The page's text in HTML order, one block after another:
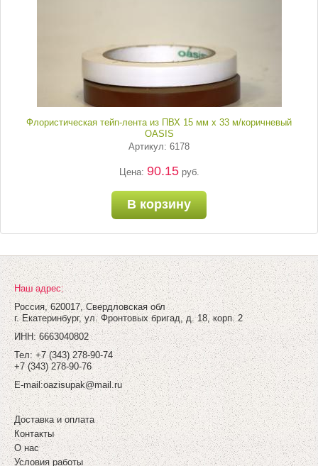
Флористическая тейп-лента из ПВХ 15 мм х 33 м/коричневый
OASIS
Артикул: 6178
Цена: 90.15руб.
В корзину
Наш адрес:
Россия, 620017, Свердловская обл
г. Екатеринбург, ул. Фронтовых бригад, д. 18, корп. 2
ИНН: 6663040802
Тел: +7 (343) 278-90-74
+7 (343) 278-90-76
E-mail:oazisupak@mail.ru
Доставка и оплата
Контакты
О нас
Условия работы